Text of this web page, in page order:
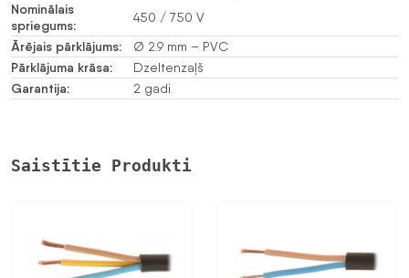
Nominālais
spriegums:
450 / 750 V
Ārējais pārklājums: Ø 2.9 mm – PVC
Pārklājuma krāsa: Dzeltenzaļš
Garantija: 2 gadi
Saistītie Produkti